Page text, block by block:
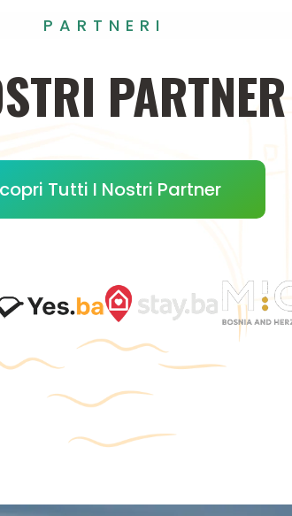
PARTNERI
PARTNER
Tutti I Nostri Partner